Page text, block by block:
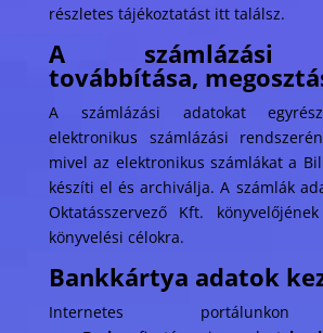
részletes tájékoztatást itt találsz.
A számlázási
továbbítása,
A számlázási adatokat
elektronikus számlázási
mivel az elektronikus számlákat a
készíti el és archiválja. A számlák
Oktatásszervező Kft.
könyvelési célokra.
Bankkártya adatok
Internetes portálunkon